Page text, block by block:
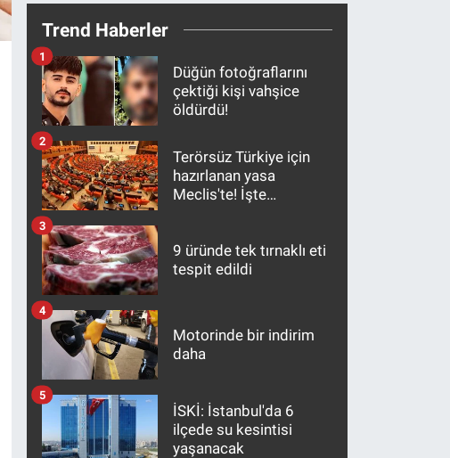
Trend Haberler
Düğün fotoğraflarını
çektiği kişi vahşice
öldürdü!
1
Terörsüz Türkiye için
hazırlanan yasa
Meclis'te! İşte
2
9 üründe tek tırnaklı eti
tespit edildi
3
Motorinde bir indirim
daha
4
İSKİ: İstanbul'da 6
ilçede su kesintisi
yaşanacak
5